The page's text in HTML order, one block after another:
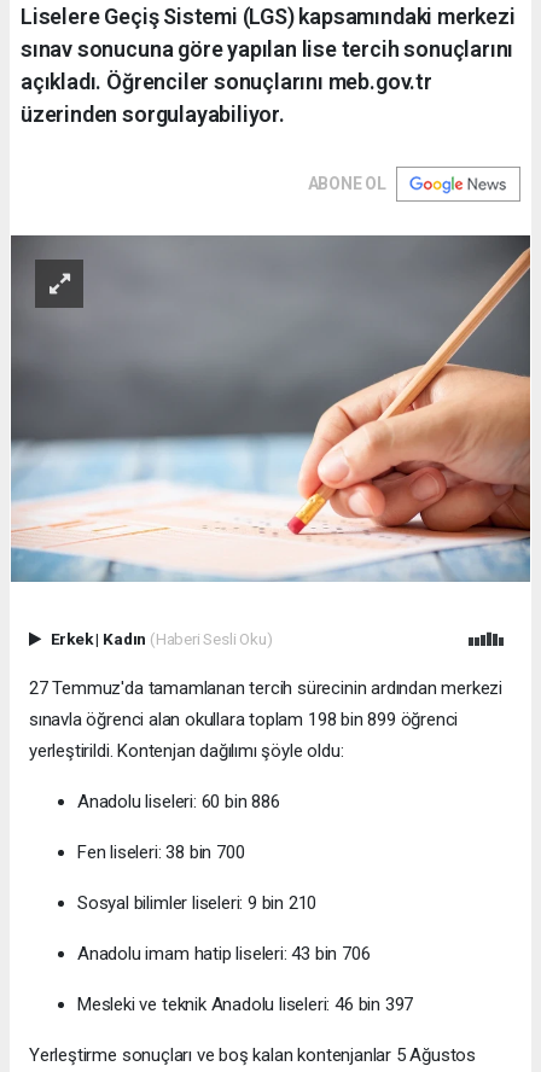
Liselere Geçiş Sistemi (LGS) kapsamındaki merkezi
sınav sonucuna göre yapılan lise tercih sonuçlarını
açıkladı. Öğrenciler sonuçlarını meb.gov.tr
üzerinden sorgulayabiliyor.
ABONE OL
Erkek| Kadın (Haberi Sesli Oku)
27 Temmuz'da tamamlanan tercih sürecinin ardından merkezi
sınavla öğrenci alan okullara toplam 198 bin 899 öğrenci
yerleştirildi. Kontenjan dağılımı şöyle oldu:
Anadolu liseleri: 60 bin 886
Fen liseleri: 38 bin 700
Sosyal bilimler liseleri: 9 bin 210
Anadolu imam hatip liseleri: 43 bin 706
Mesleki ve teknik Anadolu liseleri: 46 bin 397
Yerleştirme sonuçları ve boş kalan kontenjanlar 5 Ağustos